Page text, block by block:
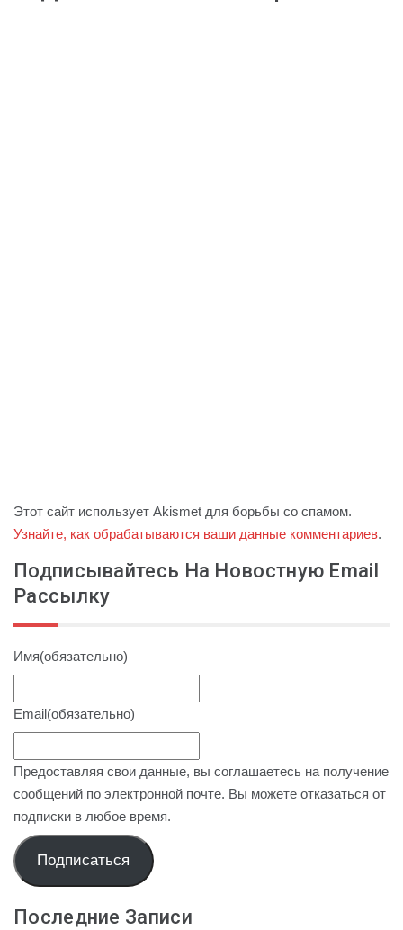
Этот сайт использует Akismet для борьбы со спамом.
Узнайте, как обрабатываются ваши данные комментариев.
Подписывайтесь На Новостную Email
Рассылку
Имя(обязательно)
Email(обязательно)
Предоставляя свои данные, вы соглашаетесь на получение
сообщений по электронной почте. Вы можете отказаться от
подписки в любое время.
Подписаться
Последние Записи